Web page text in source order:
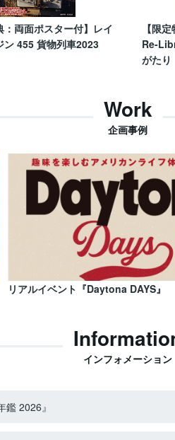
：両面ポスター付】レイ
ン 455 貨物列車2023
【限
Re-
がたり
Work
企画事例
リアルイベント『Daytona DAYS』
インフォメーション
鑑 2026』